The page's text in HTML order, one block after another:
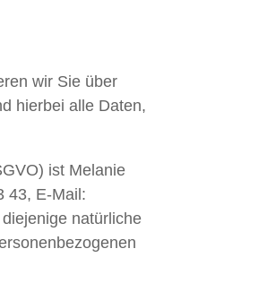
wir Sie über
hierbei alle Daten,
ist Melanie
43, E-Mail:
natürliche